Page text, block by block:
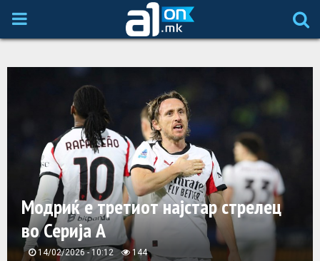
P
R
Y
Модриќ е третиот најстар стрелец
во Серија А
14/02/2026 - 10:12 144